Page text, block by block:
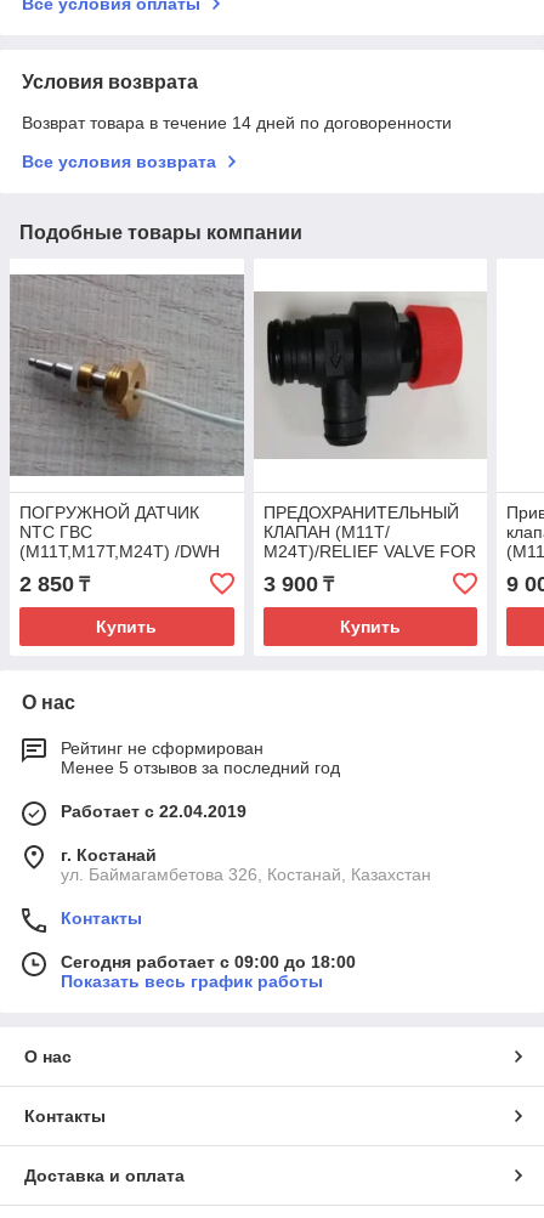
Условия возврата
Возврат товара в течение 14 дней по договоренности
Все условия возврата
Подобные товары компании
ПОГРУЖНОЙ ДАТЧИК
NTC ГВС
(M11T,M17T,M24T) /DWH
NTC FOR
M11T,M17T,M24T
(AA.03.01.0008)
2 850 ₸
Купить
ПРЕДОХРАНИТЕЛЬНЫЙ
КЛАПАН (М11Т/
М24Т)/RELIEF VALVE FOR
M11T,M17T
(AD.03.01.0002)
3 900₸
Купить
9
О нас
Рейтинг не сформирован
Менее 5 отзывов за последний год
Работает с 22.04.2019
г. Костанай
ул. Баймагамбетова 326, Костанай, Казахстан
Контакты
Сегодня работает с 09:00 до 18:00
Показать весь график работы
О нас
Контакты
Доставка и оплата